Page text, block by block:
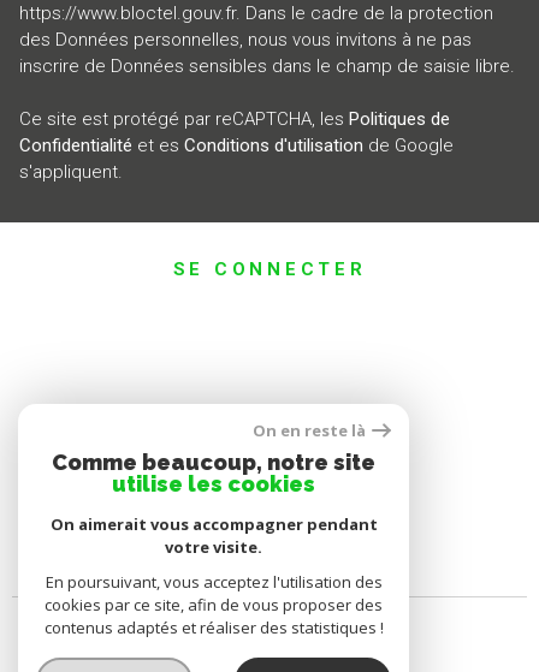
https://www.bloctel.gouv.fr. Dans le cadre de la protection
des Données personnelles, nous vous invitons à ne pas
inscrire de Données sensibles dans le champ de saisie libre.
Ce site est protégé par reCAPTCHA, les Politiques de
Confidentialité et es Conditions d'utilisation de Google
s'appliquent.
SE CONNECTER
On en reste là
Comme beaucoup, notre site
utilise les cookies
On aimerait vous accompagner pendant
votre visite.
En poursuivant, vous acceptez l'utilisation des
cookies par ce site, afin de vous proposer des
contenus adaptés et réaliser des statistiques !